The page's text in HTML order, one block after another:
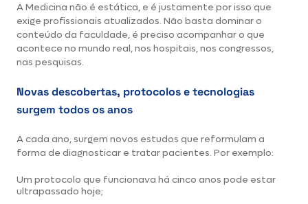
A Medicina não é estática, e é justamente por isso que
exige profissionais atualizados. Não basta dominar o
conteúdo da faculdade, é preciso acompanhar o que
acontece no mundo real, nos hospitais, nos congressos,
nas pesquisas.
Novas descobertas, protocolos e tecnologias
surgem todos os anos
A cada ano, surgem novos estudos que reformulam a
forma de diagnosticar e tratar pacientes. Por exemplo:
Um protocolo que funcionava há cinco anos pode estar
ultrapassado hoje;